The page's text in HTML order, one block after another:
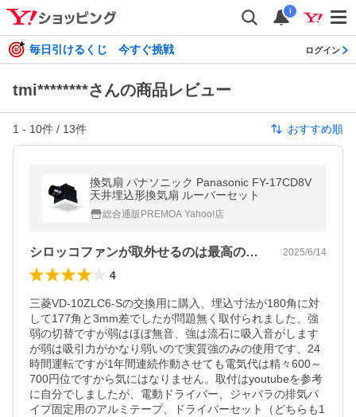
i
毎日引けるくじ 今すぐ挑戦 ログイン
tmi********さんの商品レビュー
1 - 10件 / 13件 おすすめ順
換気扇 パナソニック Panasonic FY-17CD8V
天井埋込形換気扇 ルーバーセット
総合通販PREMOA Yahoo!店
シロッコファンが取外せるのは最高の仕様 2025/6/14
4
三菱VD-10ZLC6-Sの交換用に購入、埋込寸法が180角に対
して177角と3mm差でしたが問題無く取付られました、強
弱の切替ですが弱はほぼ無音、強は流石に吸入音がします
が弱は吸引力がかなり弱いので実質強のみの使用です、24
時間運転ですが1年間連続作動させても電気代は精々600～
700円位ですから気にはなりません。取付はyoutubeを参考
に自分でしましたが、電動ドライバー、ジャバラの排気パ
イプ固定用のアルミテープ、ドライバーセット（どちらも1